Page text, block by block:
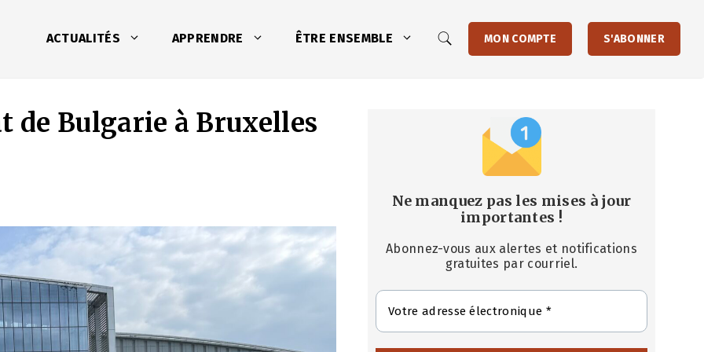
ACTUALITÉS APPRENDRE ÊTRE ENSEMBLE MON COMPTE S'ABONNER
de Bulgarie à Bruxelles
Ne manquez pas les mises à jour
importantes !
Abonnez-vous aux alertes et notifications
gratuites par courriel.